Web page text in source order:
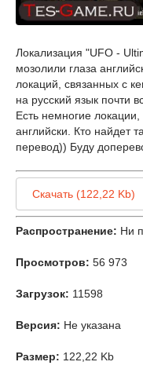
Локализация "UFO -
мозолили глаза
локаций, связанных с
на русский язык почти
Есть немногие
английски. Кто найдет
перевод)) Буду
Скачать (122,22 Kb)
Распространение: Ни
Просмотров: 56 973
Загрузок: 11598
Версия: Не указана
Размер: 122,22 Kb